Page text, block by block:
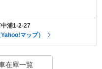
浦1-2-27
マップ）
在庫一覧